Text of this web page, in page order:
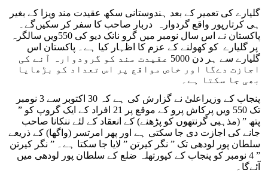
گلیارے کی تعمیر کے بعد ہندوستانی سکھ عقیدت مند ویزا کے بغیر
ہی کرتارپور واقع گردوارہ دربار صاحب کا سفر کر سکیں‌گے۔
پاکستان نے اس سال نومبر میں گرو نانک دیو کی 550ویں سالگرہ
پر گلیارے کو کھولنے کے عزم کا اظہار کیا ہے۔ پاکستان اس
گلیارے سے ہر دن 5000 عقیدت مند کو گرودوارہ آنے کی
اجازت دے‌گا اور خاص مواقع پر اس تعداد کو بڑھایا
بھی جا سکتا ہے۔
پنجاب کے وزیراعلیٰ نے گزارش کی ہے کہ 30 اکتوبر سے 3 نومبر
تک 550 ویں پرکاش پرو کے موقع پر 21 افراد کے ایک گروپ کو ”
پتھ ” (مذہبی گرنتھوں کو پڑھنے) کے انعقاد کے لئے ننکانا صاحب
جانے کی اجازت دی جا سکتی ہے اور پھر امرتسر (واگھا) کے ذریعے
سلطان پور لودھی تک ” نگر کیرتن ” لایا جا سکتا ہے۔ ” نگر کیرتن
” 4 نومبر کو پنجاب کے کپورتھلہ ضلع کے سلطان پور لودھی میں
آئے‌گا۔